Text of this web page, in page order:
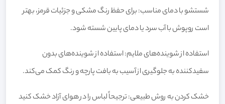
شستشو با دمای مناسب: برای حفظ رنگ مشکی و جزئیات قرمز، بهتر
است روپوش با آب سرد یا دمای پایین شسته شود.
استفاده از شوینده‌های ملایم: استفاده از شوینده‌های بدون
سفیدکننده به جلوگیری از آسیب به بافت پارچه و رنگ کمک می‌کند.
خشک کردن به روش طبیعی: ترجیحاً لباس را در هوای آزاد خشک کنید